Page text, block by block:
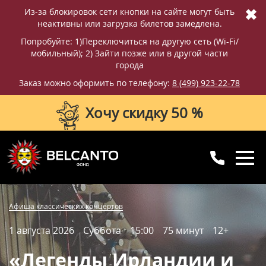
Из-за блокировок сети кнопки на сайте могут быть
неактивны или загрузка билетов замедлена.
Попробуйте: 1)Переключиться на другую сеть (Wi-Fi/
мобильный); 2) Зайти позже или в другой части
города
Заказ можно оформить по телефону: 8 (499) 923-22-78
✖
Хочу скидку 50 %
8 (499) 923-22-78
с 10:00 до 20:00
Купить билет
Вопросы и ответы Схема зала
Афиша классических концертов
1 августа 2026 Суббота 15:00 75 минут 12+
«Легенды Ирландии и